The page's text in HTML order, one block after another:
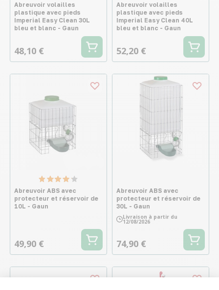
Abreuvoir volailles
plastique avec pieds
Imperial Easy Clean 30L
bleu et blanc - Gaun
48,10 €
Abreuvoir volailles
plastique avec pieds
Imperial Easy Clean 40L
bleu et blanc - Gaun
52,20 €
Abreuvoir ABS avec
protecteur et réservoir de
10L - Gaun
49,90 €
Abreuvoir ABS avec
protecteur et réservoir de
30L - Gaun
Livraison à partir du
12/08/2026
74,90 €